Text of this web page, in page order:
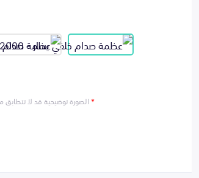
*الصورة توضيحية قد لا تتطابق